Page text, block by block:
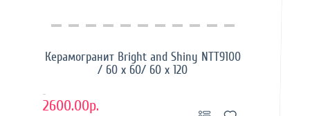
Купить в 1 клик
Керамогранит Bright and Shiny NTT9100
/ 60 x 60/ 60 x 120
..
2600.00р.